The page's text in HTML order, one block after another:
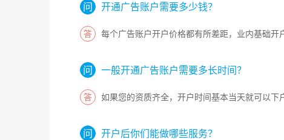
开通广告账户需要多少钱？
每个广告账户开户价格都有所差距，业内基础
一般开通广告账户需要多长时间？
如果您的资质齐全，开户时间基本当天就可以下
开户后你们能做哪些服务？